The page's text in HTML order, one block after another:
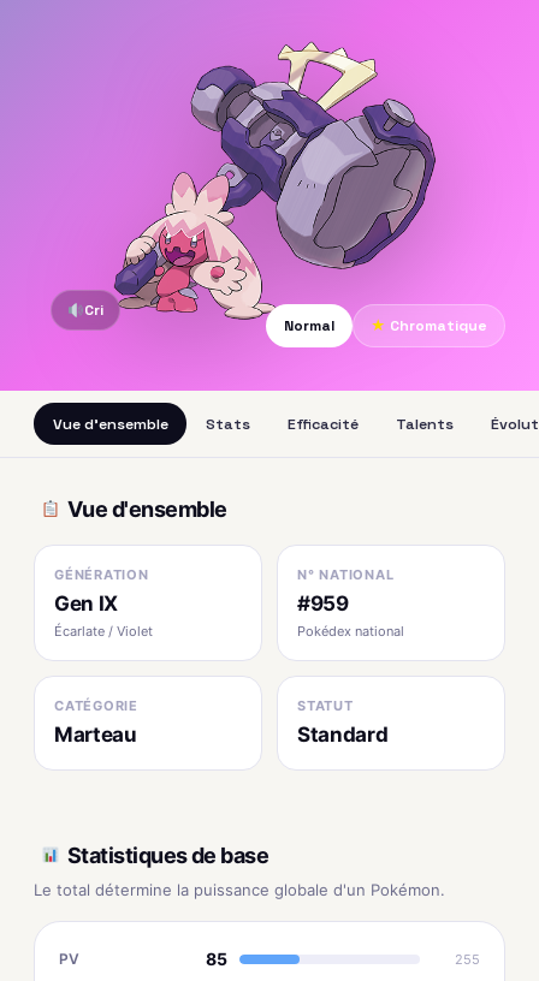
Cri
Normal
★ Chromatique
Vue d'ensemble Stats Efficacité Talents
Vue d'ensemble
GÉNÉRATION
Gen IX
Écarlate / Violet
N° NATIONAL
#959
Pokédex national
CATÉGORIE
Marteau
STATUT
Standard
Statistiques de base
Le total détermine la puissance globale d'un Pokémon.
PV 85 255